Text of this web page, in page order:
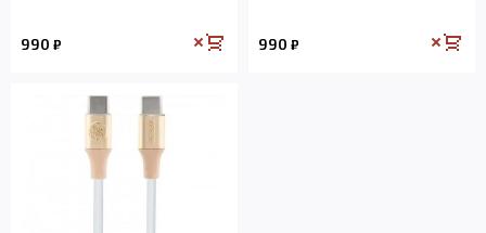
990 ₽ 990 ₽